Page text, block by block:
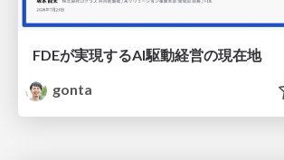
FDEが実現するAI駆動経営の現在地
gonta